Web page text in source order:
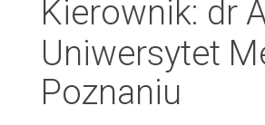
Kierownik: dr
Uniwersytet
Poznaniu